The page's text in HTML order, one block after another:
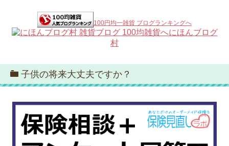
100円均一雑貨 ブログランキングへ
にほんブログ
村
子供の将来大丈夫ですか？